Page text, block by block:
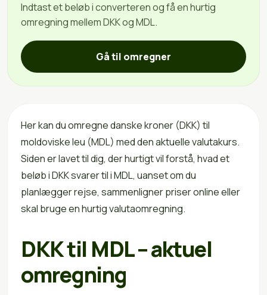
Indtast et beløb i converteren og få en hurtig
omregning mellem DKK og MDL.
Gå til omregner
Her kan du omregne danske kroner (DKK) til
moldoviske leu (MDL) med den aktuelle valutakurs.
Siden er lavet til dig, der hurtigt vil forstå, hvad et
beløb i DKK svarer til i MDL, uanset om du
planlægger rejse, sammenligner priser online eller
skal bruge en hurtig valutaomregning.
DKK til MDL – aktuel
omregning